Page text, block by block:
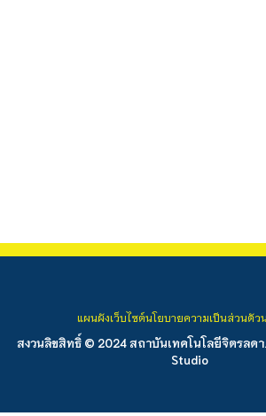
สงวนลิขสิทธิ์ © 2024 สถาบันเทคโนโลยีจิตรลดา.
Studio
แผนผังเว็บไซต์นโยบายความเป็นส่วนตัว